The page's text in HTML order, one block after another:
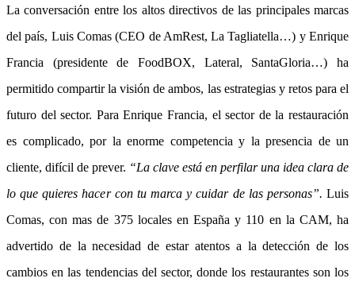
La conversación entre los altos directivos de las principales marcas
del país, Luis Comas (CEO de AmRest, La Tagliatella…) y Enrique
Francia (presidente de FoodBOX, Lateral, SantaGloria…) ha
permitido compartir la visión de ambos, las estrategias y retos para el
futuro del sector. Para Enrique Francia, el sector de la restauración
es complicado, por la enorme competencia y la presencia de un
cliente, difícil de prever. “La clave está en perfilar una idea clara de
lo que quieres hacer con tu marca y cuidar de las personas”. Luis
Comas, con mas de 375 locales en España y 110 en la CAM, ha
advertido de la necesidad de estar atentos a la detección de los
cambios en las tendencias del sector, donde los restaurantes son los